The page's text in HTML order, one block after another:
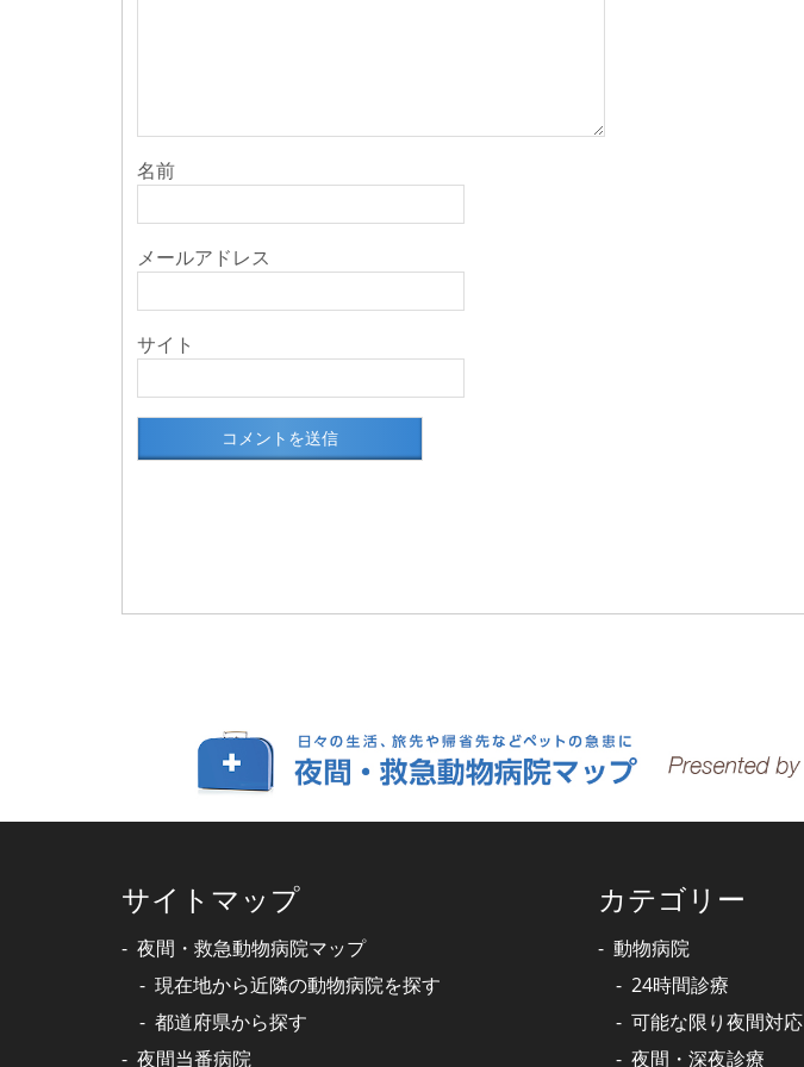
名前
メールアドレス
サイト
サイトマップ
夜間・救急動物病院マップ
現在地から近隣の動物病院を探す
都道府県から探す
夜間当番病院
カテゴリー
動物病院
24時間診療
可能な限り夜間対応
夜間・深夜診療